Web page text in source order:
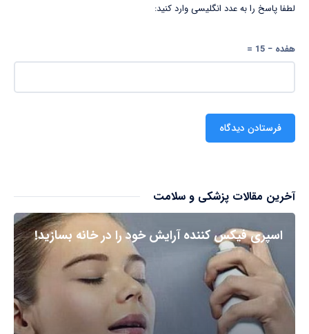
لطفا پاسخ را به عدد انگلیسی وارد کنید:
هفده − 15 =
آخرین مقالات پزشکی و سلامت
اسپری فیکس کننده آرایش خود را در خانه بسازید!